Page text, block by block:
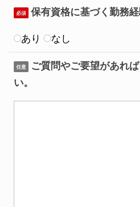
必須 保有資格に基づく勤務
あり なし
任意
ご質問やご要望があれ
い。